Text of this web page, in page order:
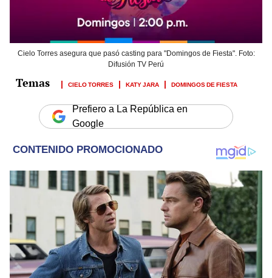
Cielo Torres asegura que pasó casting para "Domingos de Fiesta". Foto:
Difusión TV Perú
CIELO TORRES KATY JARA DOMINGOS DE FIESTA
Prefiero a La República en
Google